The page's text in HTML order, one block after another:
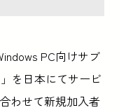
PC向けサブ
」を日本にてサービ
わせて新規加入者